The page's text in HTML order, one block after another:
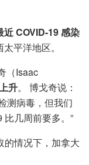
近 COVID-19 感染
平洋地区。
（Isaac
升。 博戈奇说：
测病毒，但我们
几周前要多。”
的情况下，加拿大